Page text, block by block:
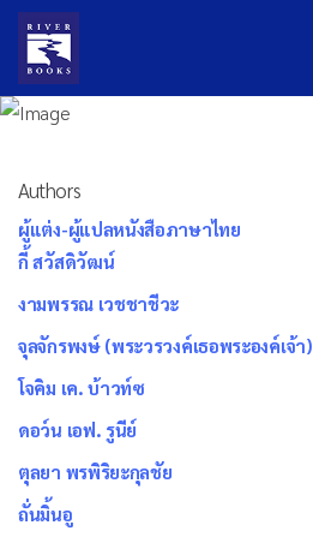
Authors
ผู้แต่ง-ผู้แปลหนังสือภาษาไทย
กี้ สวัสดิวัฒน์
งามพรรณ เวชชาชีวะ
จุลจักรพงษ์ (พระวรวงค์เธอพระองค์เจ้า)
โจคิม เค. บ้าวท์ซ
ดอว์น เอฟ. รูนีย์
ตุลยา พรพิริยะกุลชัย
ถั่นมิ้นอู